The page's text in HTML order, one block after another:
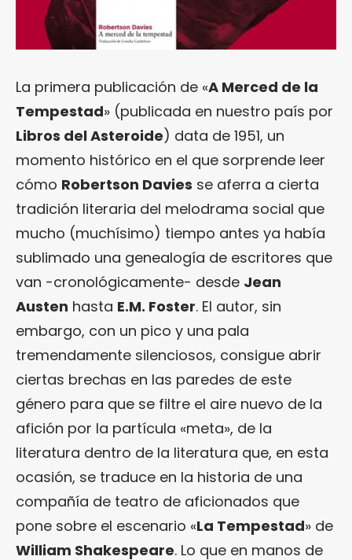
La primera publicación de «A Merced de la
Tempestad» (publicada en nuestro país por
Libros del Asteroide) data de 1951, un
momento histórico en el que sorprende leer
cómo Robertson Davies se aferra a cierta
tradición literaria del melodrama social que
mucho (muchísimo) tiempo antes ya había
sublimado una genealogía de escritores que
van -cronológicamente- desde Jean
Austen hasta E.M. Foster. El autor, sin
embargo, con un pico y una pala
tremendamente silenciosos, consigue abrir
ciertas brechas en las paredes de este
género para que se filtre el aire nuevo de la
afición por la partícula «meta», de la
literatura dentro de la literatura que, en esta
ocasión, se traduce en la historia de una
compañía de teatro de aficionados que
pone sobre el escenario «La Tempestad» de
William Shakespeare. Lo que en manos de